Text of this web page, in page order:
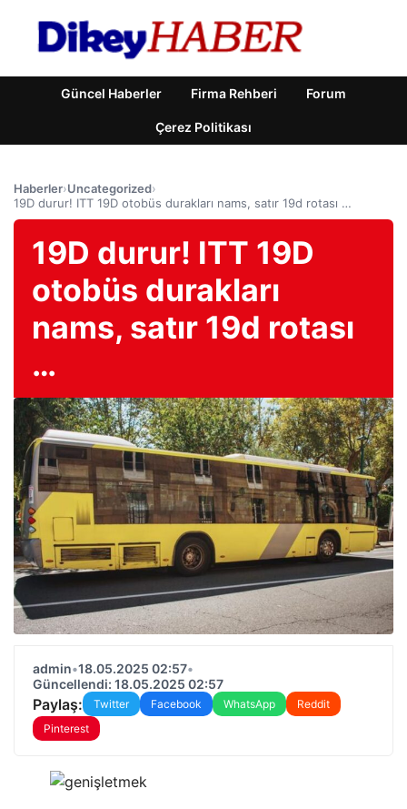
Güncel Haberler Firma Rehberi Forum
Çerez Politikası
Haberler›Uncategorized›
19D durur! ITT 19D otobüs durakları nams, satır 19d rotası …
19D durur! ITT 19D
otobüs durakları
nams, satır 19d rotası
…
admin•18.05.2025 02:57•
Güncellendi: 18.05.2025 02:57
Paylaş: Twitter Facebook WhatsApp
Reddit
Pinterest